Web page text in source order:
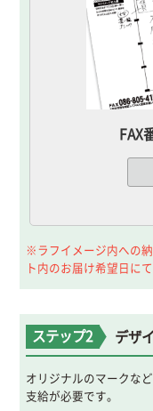
FAX
※ラフイメージ内への
ト内のお届け希望日に
ステップ2 デザ
オリジナルのマークな
支給が必要です。